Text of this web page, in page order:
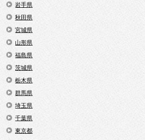
岩手県
秋田県
宮城県
山形県
福島県
茨城県
栃木県
群馬県
埼玉県
千葉県
東京都